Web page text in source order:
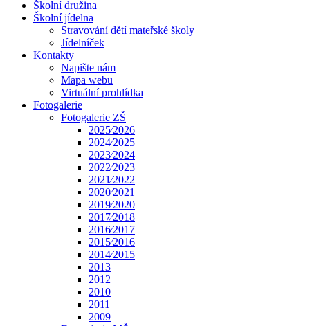
Školní družina
Školní jídelna
Stravování dětí mateřské školy
Jídelníček
Kontakty
Napište nám
Mapa webu
Virtuální prohlídka
Fotogalerie
Fotogalerie ZŠ
2025⁄2026
2024⁄2025
2023⁄2024
2022⁄2023
2021⁄2022
2020⁄2021
2019⁄2020
2017⁄2018
2016⁄2017
2015⁄2016
2014⁄2015
2013
2012
2010
2011
2009